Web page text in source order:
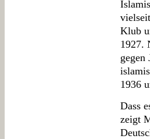
Klub
1927.
1936
Dass
zeigt